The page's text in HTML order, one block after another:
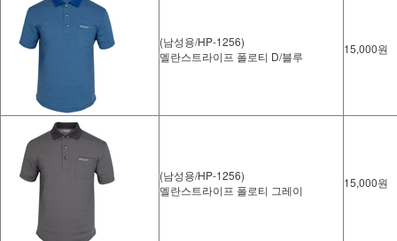
(남성용/HP-1256)
멜란스트라이프 폴로티 D/블루
15,000원
(남성용/HP-1256)
멜란스트라이프 폴로티 그레이
15,000원